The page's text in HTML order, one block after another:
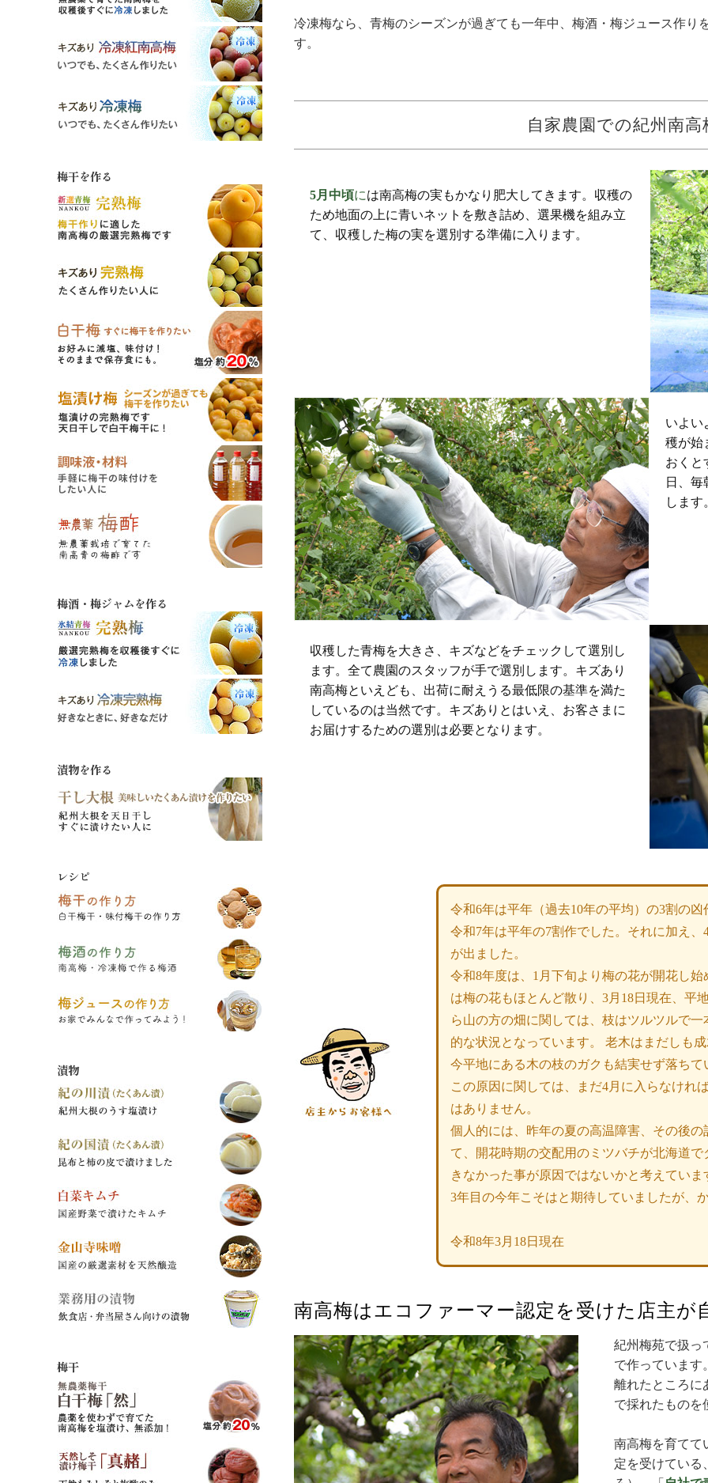
冷凍梅なら、青梅のシーズンが過ぎても一年中、梅酒・梅ジュース作り
す。
自家農園での紀州南高
5月中頃には南高梅の実もかなり肥大してきます。収穫の
ため地面の上に青いネットを敷き詰め、選果機を組み立
て、収穫した梅の実を選別する準備に入ります。
いよい
穫が始
おくと
日、
します
収穫した青梅を大きさ、キズなどをチェックして選別し
ます。全て農園のスタッフが手で選別します。キズあり
南高梅といえども、出荷に耐えうる最低限の基準を満た
しているのは当然です。キズありとはいえ、お客さまに
お届けするための選別は必要となります。
令和6年は平年（過去10年の平均）の3割の凶
令和7年は平年の7割作でした。それに加え
が出ました。
令和8年度は、1月下旬より梅の花が開花し
は梅の花もほとんど散り、3月18日現在、平
ら山の方の畑に関しては、枝はツルツルで
的な状況となっています。 老木はまだしも
今平地にある木の枝のガクも結実せず落ち
この原因に関しては、まだ4月に入らなけれ
はありません。
個人的には、昨年の夏の高温障害、その後
て、開花時期の交配用のミツバチが北海道
きなかった事が原因ではないかと考えてい
3年目の今年こそはと期待していましたが、
令和8年3月18日現在
南高梅はエコファーマー認定を受けた店主が
紀州梅苑で扱っ
で作っています
離れたところに
で採れたものを
南高梅を育てて
定を受けている
梅干を作る
梅酒・梅ジャムを作る
漬物を作る
レシピ
漬物
梅干